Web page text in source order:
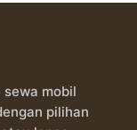
mobil
pilihan